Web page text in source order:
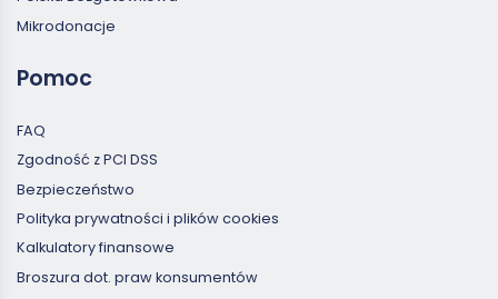
Mikrodonacje
Pomoc
FAQ
Zgodność z PCI DSS
Bezpieczeństwo
Polityka prywatności i plików cookies
Kalkulatory finansowe
Broszura dot. praw konsumentów